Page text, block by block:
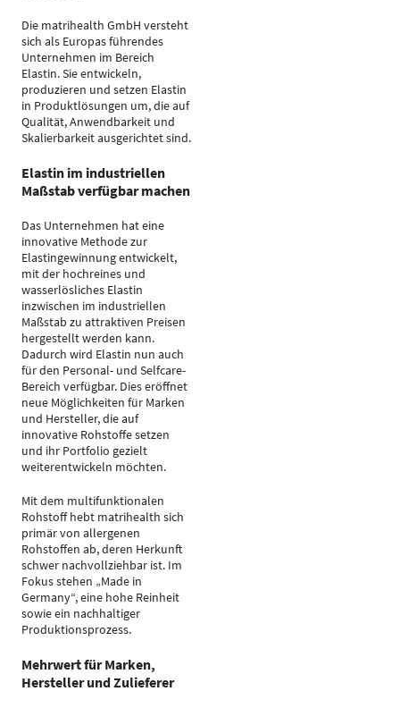
Die matrihealth GmbH versteht
sich als Europas führendes
Unternehmen im Bereich
Elastin. Sie entwickeln,
produzieren und setzen Elastin
in Produktlösungen um, die auf
Qualität, Anwendbarkeit und
Skalierbarkeit ausgerichtet sind.
Elastin im industriellen
Maßstab verfügbar machen
Das Unternehmen hat eine
innovative Methode zur
Elastingewinnung entwickelt,
mit der hochreines und
wasserlösliches Elastin
inzwischen im industriellen
Maßstab zu attraktiven Preisen
hergestellt werden kann.
Dadurch wird Elastin nun auch
für den Personal- und Selfcare-
Bereich verfügbar. Dies eröffnet
neue Möglichkeiten für Marken
und Hersteller, die auf
innovative Rohstoffe setzen
und ihr Portfolio gezielt
weiterentwickeln möchten.
Mit dem multifunktionalen
Rohstoff hebt matrihealth sich
primär von allergenen
Rohstoffen ab, deren Herkunft
schwer nachvollziehbar ist. Im
Fokus stehen „Made in
Germany“, eine hohe Reinheit
sowie ein nachhaltiger
Produktionsprozess.
Mehrwert für Marken,
Hersteller und Zulieferer